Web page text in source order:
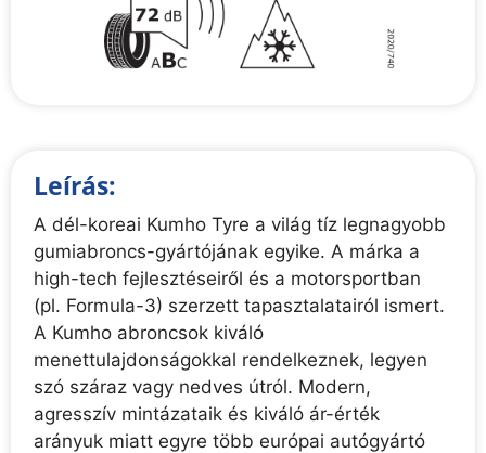
Leírás:
A dél-koreai Kumho Tyre a világ tíz legnagyobb
gumiabroncs-gyártójának egyike. A márka a
high-tech fejlesztéseiről és a motorsportban
(pl. Formula-3) szerzett tapasztalatairól ismert.
A Kumho abroncsok kiváló
menettulajdonságokkal rendelkeznek, legyen
szó száraz vagy nedves útról. Modern,
agresszív mintázataik és kiváló ár-érték
arányuk miatt egyre több európai autógyártó